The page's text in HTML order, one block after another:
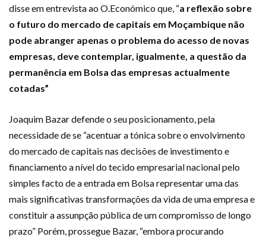
disse em entrevista ao O.Económico que, “a reflexão sobre
o futuro do mercado de capitais em Moçambique não
pode abranger apenas o problema do acesso de novas
empresas, deve contemplar, igualmente, a questão da
permanência em Bolsa das empresas actualmente
cotadas”
Joaquim Bazar defende o seu posicionamento, pela
necessidade de se “acentuar a tónica sobre o envolvimento
do mercado de capitais nas decisões de investimento e
financiamento a nível do tecido empresarial nacional pelo
simples facto de a entrada em Bolsa representar uma das
mais significativas transformações da vida de uma empresa e
constituir a assunpção pública de um compromisso de longo
prazo” Porém, prossegue Bazar, “embora procurando